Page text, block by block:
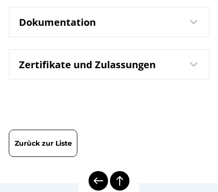
Dokumentation
Datenblatt
9910 DPM Digitalanzeige
zum Schalttafeleinbau
Checkliste
Zertifikate und Zulassungen
Zurück zur Liste